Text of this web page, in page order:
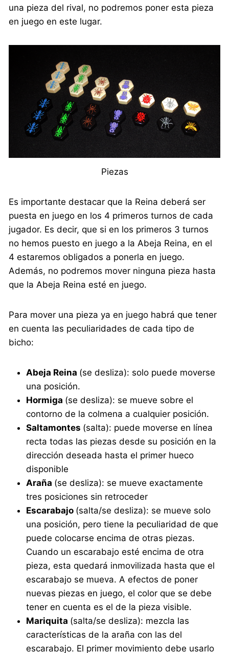
una pieza del rival, no podremos poner esta pieza
en juego en este lugar.
Piezas
Es importante destacar que la Reina deberá ser
puesta en juego en los 4 primeros turnos de cada
jugador. Es decir, que si en los primeros 3 turnos
no hemos puesto en juego a la Abeja Reina, en el
4 estaremos obligados a ponerla en juego.
Además, no podremos mover ninguna pieza hasta
que la Abeja Reina esté en juego.
Para mover una pieza ya en juego habrá que tener
en cuenta las peculiaridades de cada tipo de
bicho:
Abeja Reina (se desliza): solo puede moverse
una posición.
Hormiga (se desliza): se mueve sobre el
contorno de la colmena a cualquier posición.
Saltamontes (salta): puede moverse en línea
recta todas las piezas desde su posición en la
dirección deseada hasta el primer hueco
disponible
Araña (se desliza): se mueve exactamente
tres posiciones sin retroceder
Escarabajo (salta/se desliza): se mueve solo
una posición, pero tiene la peculiaridad de que
puede colocarse encima de otras piezas.
Cuando un escarabajo esté encima de otra
pieza, esta quedará inmovilizada hasta que el
escarabajo se mueva. A efectos de poner
nuevas piezas en juego, el color que se debe
tener en cuenta es el de la pieza visible.
Mariquita (salta/se desliza): mezcla las
características de la araña con las del
escarabajo. El primer movimiento debe usarlo